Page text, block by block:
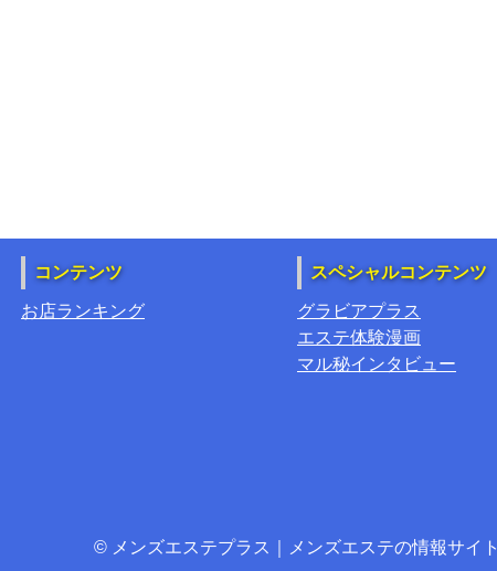
コンテンツ
お店ランキング
スペシャルコンテンツ
グラビアプラス
エステ体験漫画
マル秘インタビュー
© メンズエステプラス｜メンズエステの情報サイト